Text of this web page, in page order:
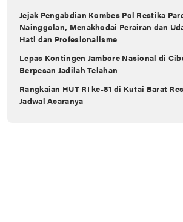
Jejak Pengabdian Kombes Pol Restika
Nainggolan, Menakhodai Perairan dan
Hati dan Profesionalisme
Lepas Kontingen Jambore Nasional di
Berpesan Jadilah Telahan
Rangkaian HUT RI ke-81 di Kutai Barat
Jadwal Acaranya